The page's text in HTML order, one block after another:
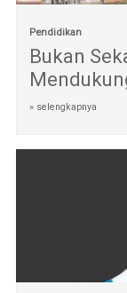
Pendidikan
Bukan
» selengkapnya